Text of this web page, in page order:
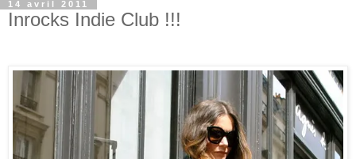
14 avril 2011
Inrocks Indie Club !!!